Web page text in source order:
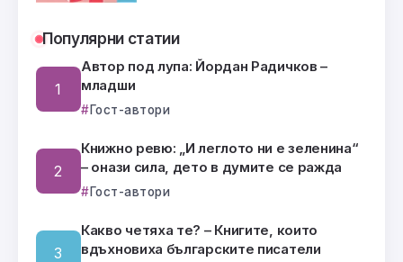
Популярни статии
Автор под лупа: Йордан Радичков –
младши
Гост-автори
Книжно ревю: „И леглото ни е зеленина“
– онази сила, дето в думите се ражда
Гост-автори
Какво четяха те? – Книгите, които
вдъхновиха българските писатели